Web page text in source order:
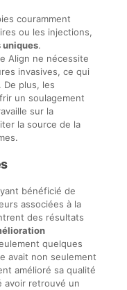
couramment
ou les injections,
uniques.
Align ne nécessite
invasives, ce qui
De plus, les
un soulagement
sur la
la source de la
bénéficié de
associées à la
des résultats
quelques
avait non seulement
amélioré sa qualité
avoir retrouvé un